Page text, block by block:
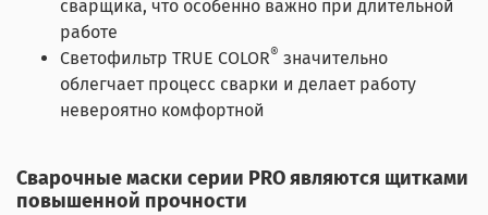
сварщика, что особенно важно при длительной
работе
Светофильтр TRUE COLOR® значительно
облегчает процесс сварки и делает работу
невероятно комфортной
Сварочные маски серии PRO являются щитками
повышенной прочности